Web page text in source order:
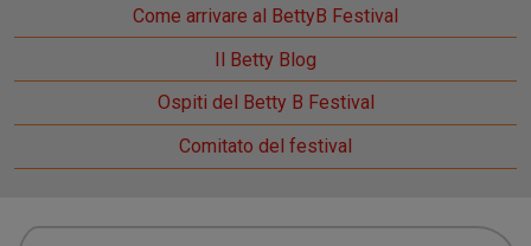
Come arrivare al BettyB Festival
Il Betty Blog
Ospiti del Betty B Festival
Comitato del festival